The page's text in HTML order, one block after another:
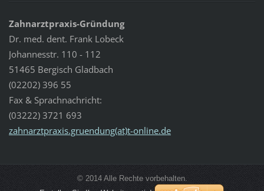
Zahnarztpraxis-Gründung
Dr. med. dent. Frank Lobeck
Johannesstr. 110 - 112
51465 Bergisch Gladbach
(02202) 396 55
Fax & Sprachnachricht:
(03222) 3721 693
zahnarztpraxis.gruendung(at)t-online.de
© 2014 Alle Rechte vorbehalten.